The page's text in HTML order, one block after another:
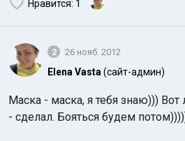
Нравится: 1
2 26 нояб. 2012
Elena Vasta (сайт-админ)
Маска - маска, я тебя знаю)))
- сделал. Бояться будем